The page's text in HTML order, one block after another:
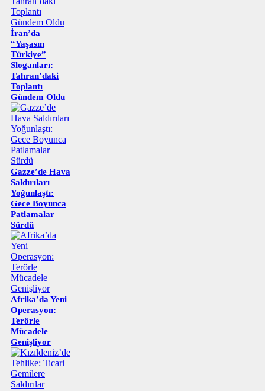
İran’da
“Yaşasın
Türkiye”
Sloganları:
Tahran’daki
Toplantı
Gündem Oldu
Gazze’de Hava
Saldırıları
Yoğunlaştı:
Gece Boyunca
Patlamalar
Sürdü
Afrika’da Yeni
Operasyon:
Terörle
Mücadele
Genişliyor